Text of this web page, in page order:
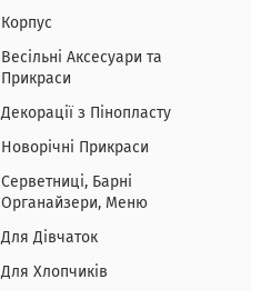
Корпус
Весільні Аксесуари та
Прикраси
Декорації з Пінопласту
Новорічні Прикраси
Серветниці, Барні
Органайзери, Меню
Для Дівчаток
Для Хлопчиків